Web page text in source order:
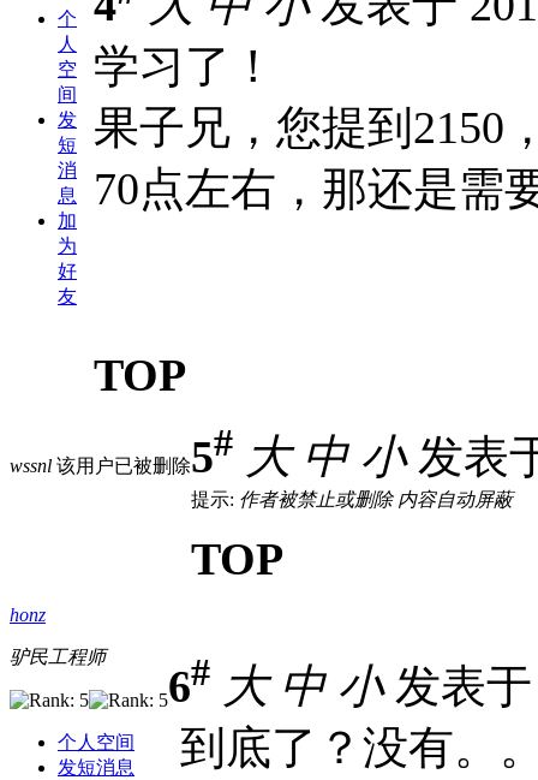
个
人
空
间
发
短
消
息
加
为
好
友
学习了！
果子兄，您提到2150
70点左右，那还是需
TOP
wssnl 该用户已被删除5# 大 中 小发表
提示: 作者被禁止或删除 内容自动屏蔽
TOP
honz
驴民工程师
个人空间
发短消息
6# 大 中 小发表于
到底了？没有。